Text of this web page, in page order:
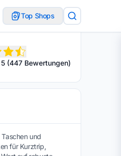
Top Shops
(447 Bewertungen)
und
für Kurztrip,